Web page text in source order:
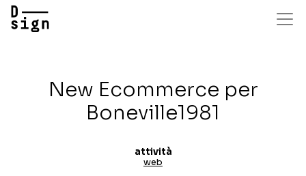
New Ecommerce per
Boneville1981
attività
web